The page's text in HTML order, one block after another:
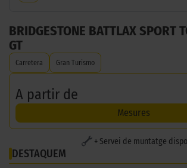
BRIDGESTONE BATTLAX SPORT
GT
Carretera Gran Turismo
A partir de
Mesures
+ Servei de muntatge
DESTAQUEM